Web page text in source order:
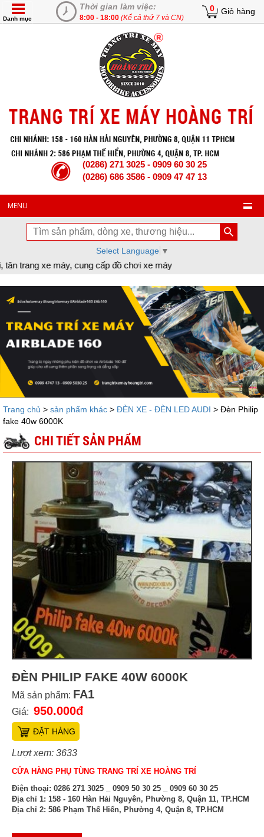
Thời gian làm việc:
8:00 - 18:00 (Kể cả thứ 7 và CN)
0 Giỏ hàng
Danh mục
(0286) 271 3025 - 0909 60 30 25
(0286) 686 3586 - 0909 47 47 13
MENU
Select Language ▼
máy, cung cấp đồ chơi xe máy
Trang chủ > sản phẩm khác > ĐÈN XE - ĐÈN LED AUDI > Đèn Philip
fake 40w 6000K
CHI TIẾT SẢN PHẨM
ĐÈN PHILIP FAKE 40W 6000K
Mã sản phẩm: FA1
Giá: 950.000đ
ĐẶT HÀNG
Lượt xem: 3633
CỬA HÀNG PHỤ TÙNG TRANG TRÍ XE HOÀNG TRÍ
Điện thoại: 0286 271 3025 _ 0909 50 30 25 _ 0909 60 30 25
Địa chỉ 1: 158 - 160 Hàn Hải Nguyên, Phường 8, Quận 11, TP.HCM
Địa chỉ 2: 586 Phạm Thế Hiển, Phường 4, Quận 8, TP.HCM